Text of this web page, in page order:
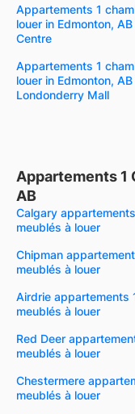
Appartements 1
louer in Edmonton,
Centre
Appartements 1
louer in Edmonton,
Londonderry Mall
Appartements 1
AB
Calgary
meublés à louer
Chipman
meublés à louer
Airdrie appartements
meublés à louer
Red Deer
meublés à louer
Chestermere
meublés à louer